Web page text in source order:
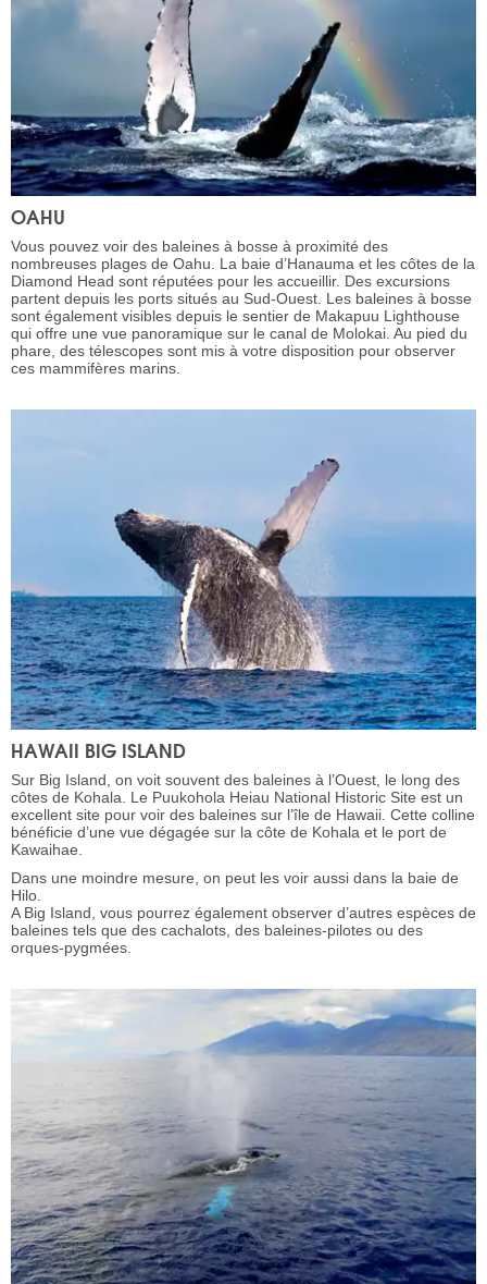
OAHU
Vous pouvez voir des baleines à bosse à proximité des
nombreuses plages de Oahu. La baie d’Hanauma et les côtes de la
Diamond Head sont réputées pour les accueillir. Des excursions
partent depuis les ports situés au Sud-Ouest. Les baleines à bosse
sont également visibles depuis le sentier de Makapuu Lighthouse
qui offre une vue panoramique sur le canal de Molokai. Au pied du
phare, des télescopes sont mis à votre disposition pour observer
ces mammifères marins.
HAWAII BIG ISLAND
Sur Big Island, on voit souvent des baleines à l’Ouest, le long des
côtes de Kohala. Le Puukohola Heiau National Historic Site est un
excellent site pour voir des baleines sur l’île de Hawaii. Cette colline
bénéficie d’une vue dégagée sur la côte de Kohala et le port de
Kawaihae.
Dans une moindre mesure, on peut les voir aussi dans la baie de
Hilo.
A Big Island, vous pourrez également observer d’autres espèces de
baleines tels que des cachalots, des baleines-pilotes ou des
orques-pygmées.